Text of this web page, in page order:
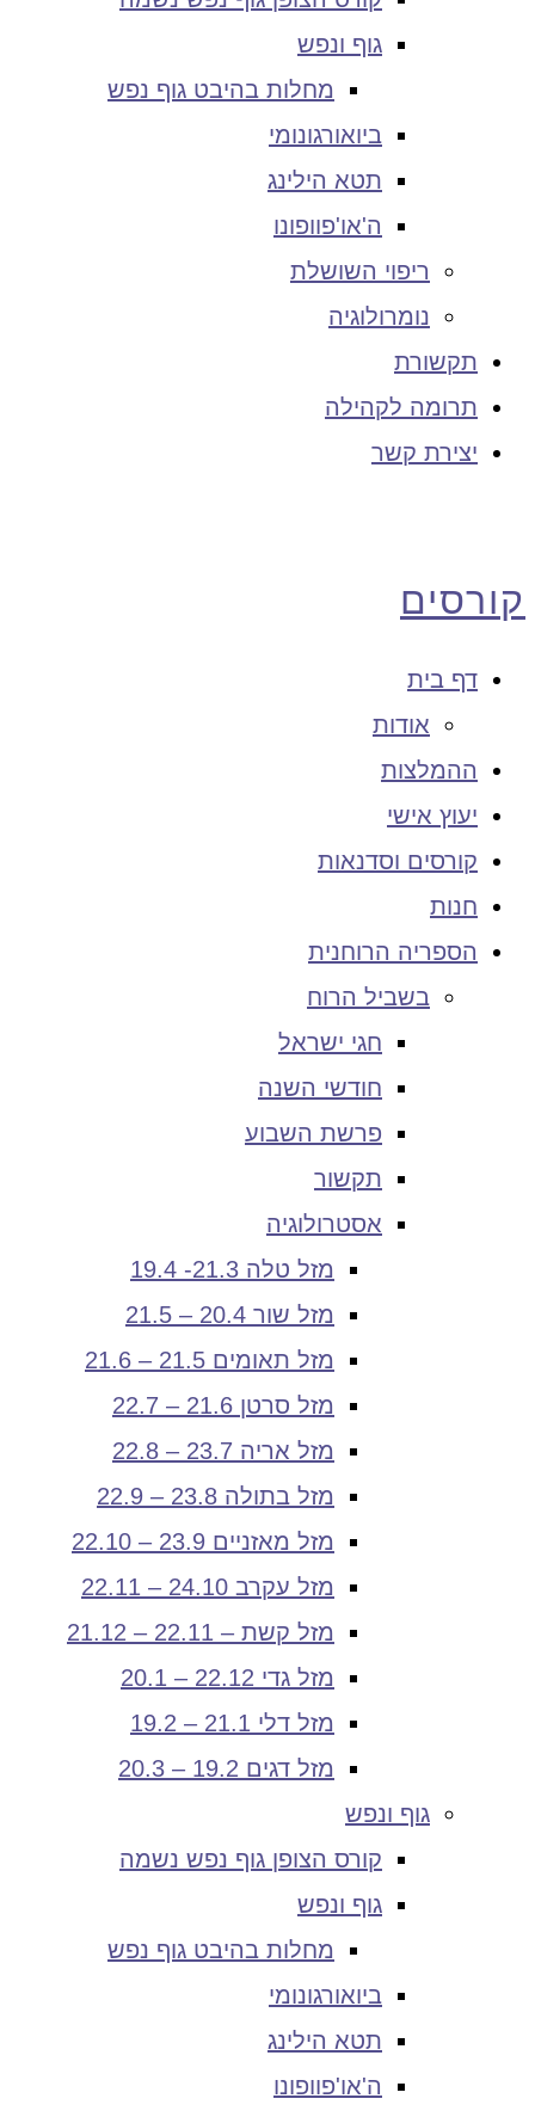
גוף ונפש
מחלות בהיבט גוף נפש
ביואורגונומי
תטא הילינג
ה'או'פוופונו
ריפוי השושלת
נומרולוגיה
תקשורת
תרומה לקהילה
יצירת קשר
קורסים
דף בית
אודות
ההמלצות
יעוץ אישי
קורסים וסדנאות
חנות
הספריה הרוחנית
בשביל הרוח
חגי ישראל
חודשי השנה
פרשת השבוע
תקשור
אסטרולוגיה
מזל טלה 21.3- 19.4
מזל שור 20.4 – 21.5
מזל תאומים 21.5 – 21.6
מזל סרטן 21.6 – 22.7
מזל אריה 23.7 – 22.8
מזל בתולה 23.8 – 22.9
מזל מאזניים 23.9 – 22.10
מזל עקרב 24.10 – 22.11
מזל קשת – 22.11 – 21.12
מזל גדי 22.12 – 20.1
מזל דלי 21.1 – 19.2
מזל דגים 19.2 – 20.3
גוף ונפש
קורס הצופן גוף נפש נשמה
גוף ונפש
מחלות בהיבט גוף נפש
ביואורגונומי
תטא הילינג
ה'או'פוופונו